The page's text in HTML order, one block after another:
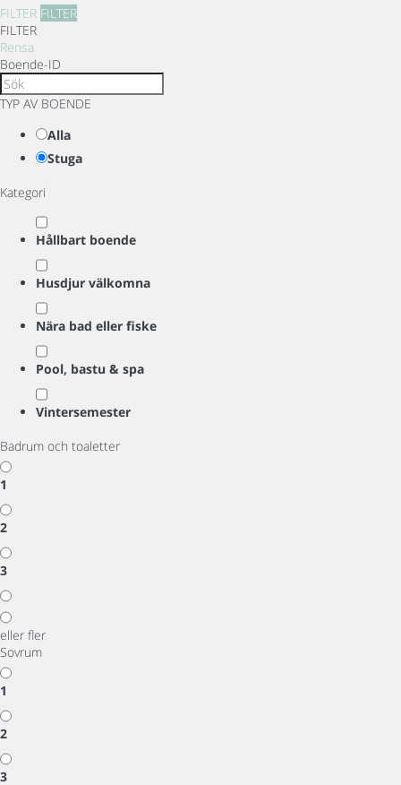
FILTER FILTER
FILTER
Rensa
Boende-ID
TYP AV BOENDE
Alla
Stuga
Kategori
Hållbart boende
Husdjur välkomna
Nära bad eller fiske
Pool, bastu & spa
Vintersemester
Badrum och toaletter
1
2
3
eller fler
Sovrum
1
2
3